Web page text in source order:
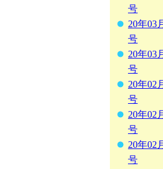
号
20年03
号
20年03
号
20年02
号
20年02
号
20年02
号